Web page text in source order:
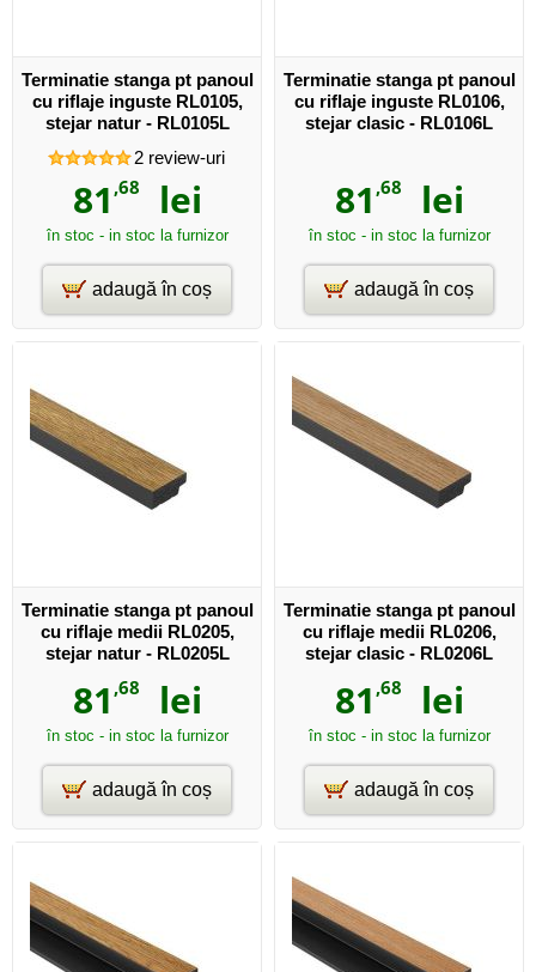
Terminatie stanga pt panoul
cu riflaje inguste RL0105,
stejar natur - RL0105L
2review-uri
81 ,68 lei
în stoc - in stoc la furnizor
adaugă în coș
Terminatie stanga pt panoul
cu riflaje inguste RL0106,
stejar clasic - RL0106L
81 ,68 lei
în stoc - in stoc la furnizor
adaugă în coș
Terminatie stanga pt panoul
cu riflaje medii RL0205,
stejar natur - RL0205L
81 ,68 lei
în stoc - in stoc la furnizor
adaugă în coș
Terminatie stanga pt panoul
cu riflaje medii RL0206,
stejar clasic - RL0206L
81 ,68 lei
în stoc - in stoc la furnizor
adaugă în coș